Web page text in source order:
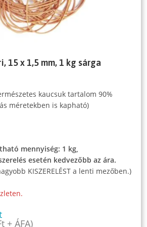
15 x 1,5 mm, 1 kg sárga
kaucsuk tartalom 90%
méretekben is kapható)
mennyiség: 1 kg,
esetén kedvezőbb az ára.
KISZERELÉST a lenti mezőben.)
+ ÁFA)